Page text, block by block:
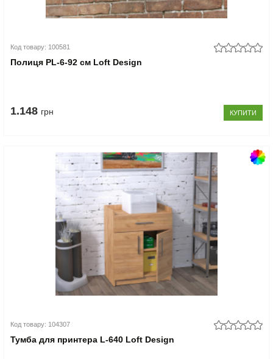
Код товару: 100581
Полиця PL-6-92 см Loft Design
1.148 грн КУПИТИ
Код товару: 104307
Тумба для принтера L-640 Loft Design